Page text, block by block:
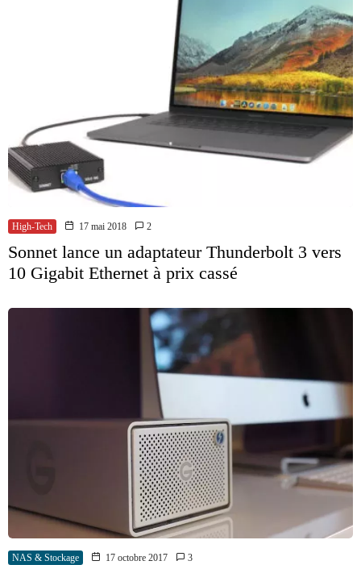
High-Tech 17 mai 2018 2
Sonnet lance un adaptateur Thunderbolt 3 vers
10 Gigabit Ethernet à prix cassé
NAS & Stockage 17 octobre 2017 3